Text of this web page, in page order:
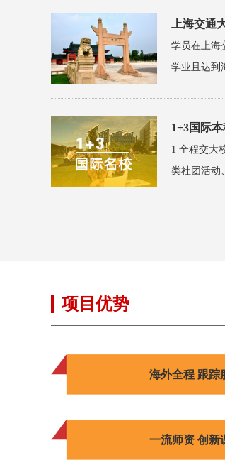
上海交通
学员在上海
学业且达到
1+3国际
1 全程交大
类社团活动
项目优势
海外全程 跟踪
一流师资 创新